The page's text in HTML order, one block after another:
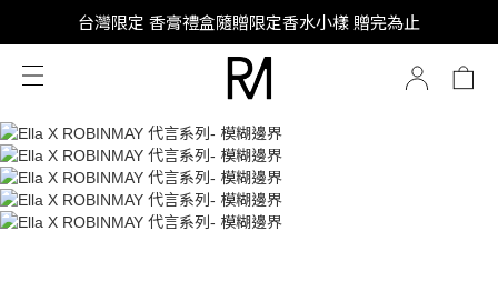
SUPER JUNIOR-D&E 全新代言
台灣限定 香膏禮盒隨贈限定香水小樣 贈完為止
SUPER JUNIOR-D&E 全新代言